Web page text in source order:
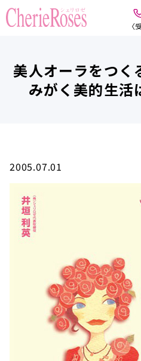
〈
美人オーラをつ
みがく美的生活
2005.07.01